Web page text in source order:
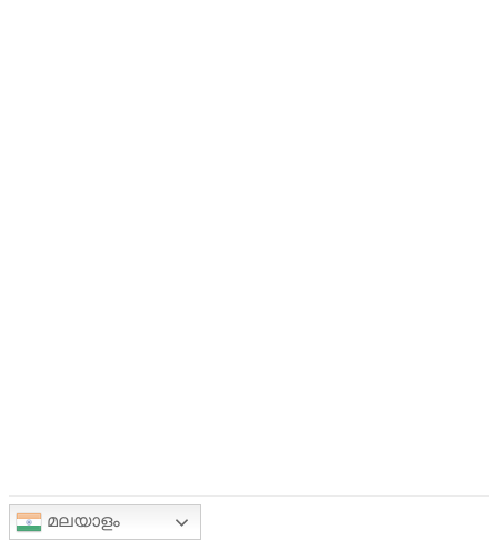
മലയാളം